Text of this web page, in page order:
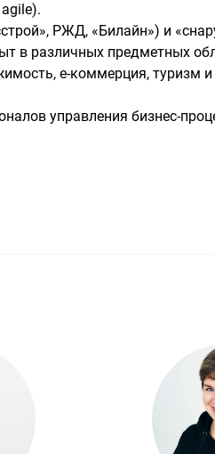
РЖД, «Билайн») и
в различных предметных
е-коммерция, туризм и
управления бизнес-